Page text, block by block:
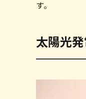
す。
太陽光